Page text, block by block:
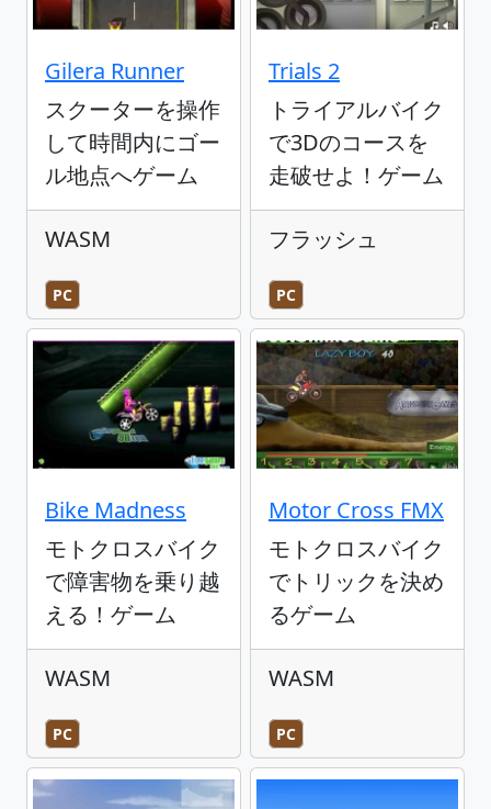
Gilera Runner
スクーターを操作
して時間内にゴー
ル地点へゲーム
WASM
PC
Trials 2
トライアルバイク
で3Dのコースを
走破せよ！ゲーム
フラッシュ
PC
Bike Madness
モトクロスバイク
で障害物を乗り越
える！ゲーム
WASM
PC
Motor Cross FMX
モトクロスバイク
でトリックを決め
るゲーム
WASM
PC